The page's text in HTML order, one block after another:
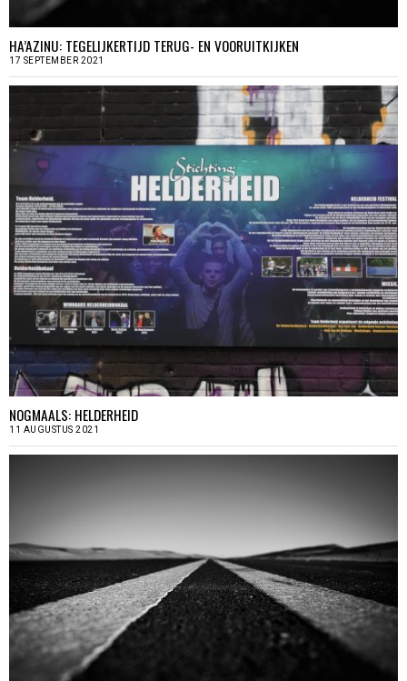
HA’AZINU: TEGELIJKERTIJD TERUG- EN VOORUITKIJKEN
17 SEPTEMBER 2021
NOGMAALS: HELDERHEID
11 AUGUSTUS 2021